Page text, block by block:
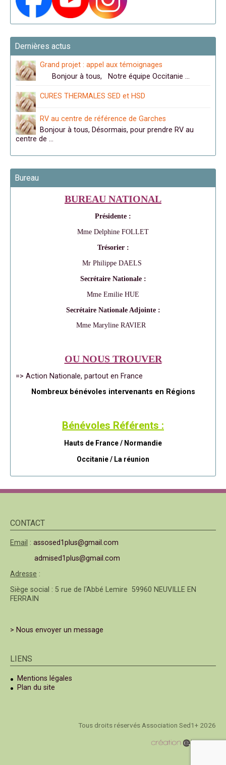
Dernières actus
Grand projet : appel aux témoignages
Bonjour à tous, Notre équipe Occitanie …
CURES THERMALES SED et HSD
RV au centre de référence de Garches
Bonjour à tous, Désormais, pour prendre RV au
centre de …
Bureau
BUREAU NATIONAL
Présidente :
Mme Delphine FOLLET
Trésorier :
Mr Philippe DAELS
Secrétaire Nationale :
Mme Emilie HUE
Secrétaire Nationale Adjointe :
Mme Maryline RAVIER
OU NOUS TROUVER
=> Action Nationale, partout en France
Nombreux bénévoles intervenants en Régions
Bénévoles Référents :
Hauts de France / Normandie
Occitanie / La réunion
CONTACT
Email : assosed1plus@gmail.com
admised1plus@gmail.com
Adresse :
Siège social : 5 rue de l'Abbé Lemire 59960 NEUVILLE EN
FERRAIN
> Nous envoyer un message
LIENS
Mentions légales
Plan du site
Tous droits réservés Association Sed1+ 2026